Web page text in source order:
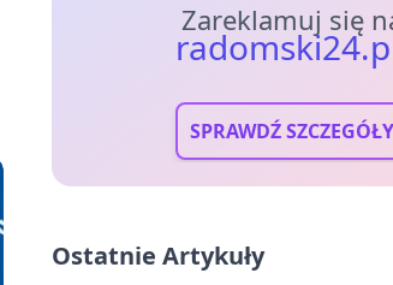
Zareklamuj się
SPRAWDŹ SZCZEGÓŁY
Ostatnie Artykuły